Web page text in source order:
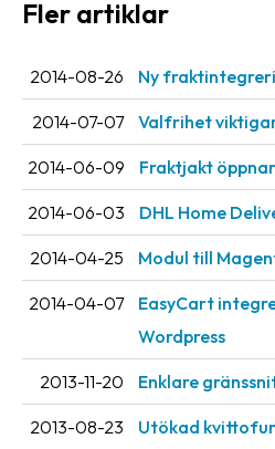
Streckkodsläsare
Om
Fraktjakt
Pressrum
Medarbetare
&
karriär
Fler artiklar
2014-08-26 Ny
2014-07-07 Valfrihet
2014-06-09 Fraktjakt
2014-06-03 DHL Home
2014-04-25 Modul till
2014-04-07
EasyCart
Wordpress
2013-11-20 Enklare
2013-08-23 Utökad